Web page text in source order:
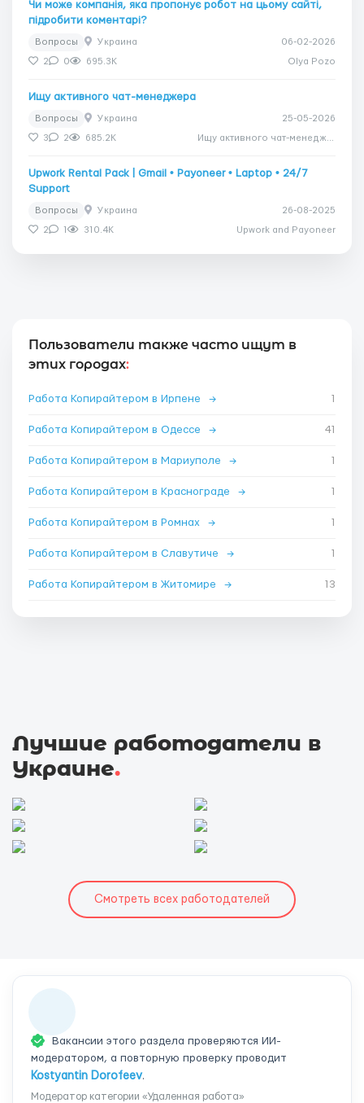
Чи може компанія, яка пропонує робот на цьому сайті,
підробити коментарі?
Вопросы Украина 06-02-2026
2 0 695.3K Olya Pozo
Ищу активного чат-менеджера
Вопросы Украина 25-05-2026
3 2 685.2K
Upwork Rental Pack | Gmail • Payoneer • Laptop • 24/7
Support
Вопросы Украина 26-08-2025
2 1 310.4K Upwork and Payoneer
Пользователи также часто ищут в
этих городах:
Работа Копирайтером в Ирпене → 1
Работа Копирайтером в Одессе → 41
Работа Копирайтером в Мариуполе → 1
Работа Копирайтером в Краснограде → 1
Работа Копирайтером в Ромнах → 1
Работа Копирайтером в Славутиче → 1
Работа Копирайтером в Житомире → 13
Лучшие работодатели в
Украине.
Смотреть всех работодателей
Вакансии этого раздела проверяются ИИ-
модератором, а повторную проверку проводит
Kostyantin Dorofeev.
Модератор категории «Удаленная работа»